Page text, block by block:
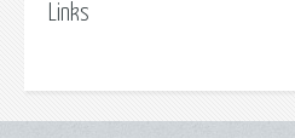
Links